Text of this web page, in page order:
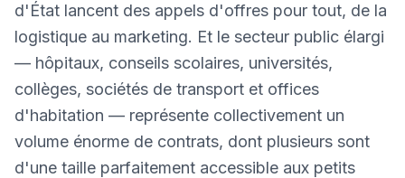
d'État lancent des appels d'offres pour tout, de la
logistique au marketing. Et le secteur public élargi
— hôpitaux, conseils scolaires, universités,
collèges, sociétés de transport et offices
d'habitation — représente collectivement un
volume énorme de contrats, dont plusieurs sont
d'une taille parfaitement accessible aux petits